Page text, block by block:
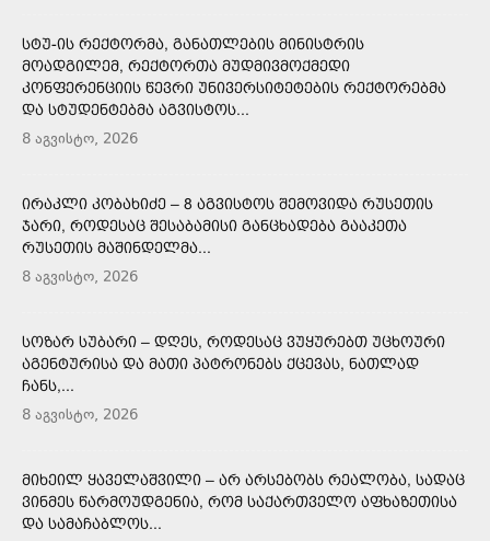
ᲡᲢᲣ-ᲘᲡ ᲠᲔᲥᲢᲝᲠᲛᲐ, ᲒᲐᲜᲐᲗᲚᲔᲑᲘᲡ ᲛᲘᲜᲘᲡᲢᲠᲘᲡ
ᲛᲝᲐᲓᲒᲘᲚᲔᲛ, ᲠᲔᲥᲢᲝᲠᲗᲐ ᲛᲣᲓᲛᲘᲕᲛᲝᲥᲛᲔᲓᲘ
ᲙᲝᲜᲤᲔᲠᲔᲜᲪᲘᲘᲡ ᲬᲔᲕᲠᲘ ᲣᲜᲘᲕᲔᲠᲡᲘᲢᲔᲢᲔᲑᲘᲡ ᲠᲔᲥᲢᲝᲠᲔᲑᲛᲐ
ᲓᲐ ᲡᲢᲣᲓᲔᲜᲢᲔᲑᲛᲐ ᲐᲒᲕᲘᲡᲢᲝᲡ...
8 აგვისტო, 2026
ᲘᲠᲐᲙᲚᲘ ᲙᲝᲑᲐᲮᲘᲫᲔ – 8 ᲐᲒᲕᲘᲡᲢᲝᲡ ᲨᲔᲛᲝᲕᲘᲓᲐ ᲠᲣᲡᲔᲗᲘᲡ
ᲯᲐᲠᲘ, ᲠᲝᲓᲔᲡᲐᲪ ᲨᲔᲡᲐᲑᲐᲛᲘᲡᲘ ᲒᲐᲜᲪᲮᲐᲓᲔᲑᲐ ᲒᲐᲐᲙᲔᲗᲐ
ᲠᲣᲡᲔᲗᲘᲡ ᲛᲐᲨᲘᲜᲓᲔᲚᲛᲐ...
8 აგვისტო, 2026
ᲡᲝᲖᲐᲠ ᲡᲣᲑᲐᲠᲘ – ᲓᲦᲔᲡ, ᲠᲝᲓᲔᲡᲐᲪ ᲕᲣᲧᲣᲠᲔᲑᲗ ᲣᲪᲮᲝᲣᲠᲘ
ᲐᲒᲔᲜᲢᲣᲠᲘᲡᲐ ᲓᲐ ᲛᲐᲗᲘ ᲞᲐᲢᲠᲝᲜᲔᲑᲡ ᲥᲪᲔᲕᲐᲡ, ᲜᲐᲗᲚᲐᲓ
ᲩᲐᲜᲡ,...
8 აგვისტო, 2026
ᲛᲘᲮᲔᲘᲚ ᲧᲐᲕᲔᲚᲐᲨᲕᲘᲚᲘ – ᲐᲠ ᲐᲠᲡᲔᲑᲝᲑᲡ ᲠᲔᲐᲚᲝᲑᲐ, ᲡᲐᲓᲐᲪ
ᲕᲘᲜᲛᲔᲡ ᲬᲐᲠᲛᲝᲣᲓᲒᲔᲜᲘᲐ, ᲠᲝᲛ ᲡᲐᲥᲐᲠᲗᲕᲔᲚᲝ ᲐᲤᲮᲐᲖᲔᲗᲘᲡᲐ
ᲓᲐ ᲡᲐᲛᲐᲩᲐᲑᲚᲝᲡ...